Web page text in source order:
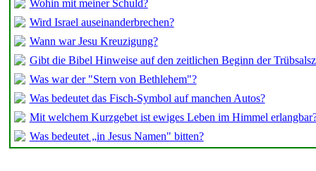
Wohin mit meiner Schuld?
Wird Israel auseinanderbrechen?
Wann war Jesu Kreuzigung?
Gibt die Bibel Hinweise auf den zeitlichen Beginn der
Was war der "Stern von Bethlehem"?
Was bedeutet das Fisch-Symbol auf manchen Autos?
Mit welchem Kurzgebet ist ewiges Leben im Himmel
Was bedeutet „in Jesus Namen" bitten?